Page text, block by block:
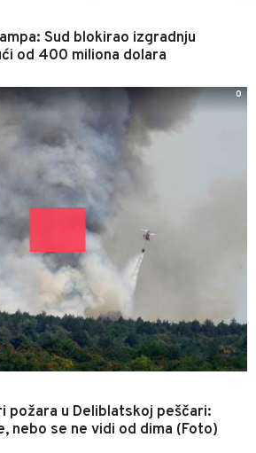
Sud blokirao izgradnju
od 400 miliona dolara
požara u Deliblatskoj peščari:
nebo se ne vidi od dima (Foto)
0